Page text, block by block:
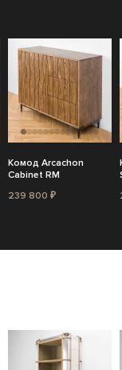
Комод Arcachon
Cabinet RM
239 800 ₽